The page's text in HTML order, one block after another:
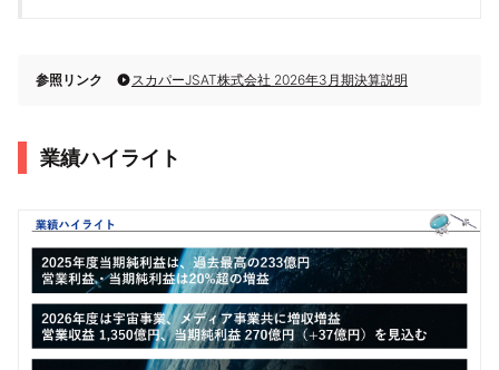
参照リンク スカパーJSAT株式会社 2026年3月期決算説明
業績ハイライト